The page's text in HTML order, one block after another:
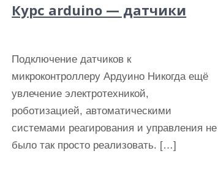
Курс arduino — датчики
Подключение датчиков к
микроконтроллеру Ардуино Никогда ещё
увлечение электротехникой,
роботизацией, автоматическими
системами реагирования и управления не
было так просто реализовать. […]